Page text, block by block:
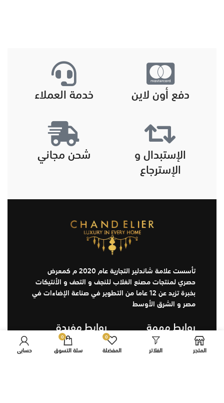
دفع أون لاين خدمة العملاء
الإستبدال و
الإسترجاع
شحن مجاني
تأسست علامة شاندلير التجارية عام 2020 م كمعرض
حصري لمنتجات مصنع الغلاب للنجف و التحف و الأنتيكات
بخبرة تزيد عن 12 عاما من التطوير في صناعة الإضاءات في
مصر و الشرق الأوسط
روابط مهمة روابط مفيدة
المتجر الفلاتر
0
المفضلة
0
سلة التسوق حسابي